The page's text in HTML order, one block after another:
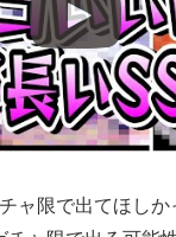
ャ限で出てほし